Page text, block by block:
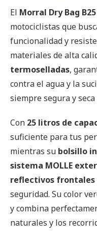
El Morral Dry Bag
motociclistas que
funcionalidad y
materiales de alta
termoselladas,
contra el agua y la
siempre segura y
Con 25 litros de
suficiente para tus
mientras su bolsillo
sistema MOLLE
reflectivos frontales
seguridad. Su color
y combina
naturales y los